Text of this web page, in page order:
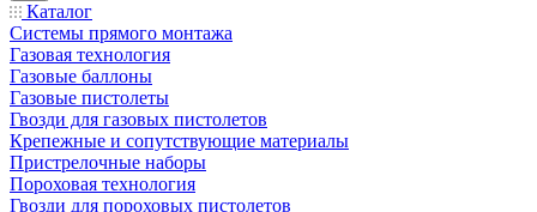
Каталог
Системы прямого монтажа
Газовая технология
Газовые баллоны
Газовые пистолеты
Гвозди для газовых пистолетов
Крепежные и сопутствующие материалы
Пристрелочные наборы
Пороховая технология
Гвозди для пороховых пистолетов